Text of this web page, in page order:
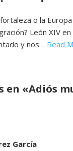
o la
León XIV
y nos… Read
en «Adiós
García